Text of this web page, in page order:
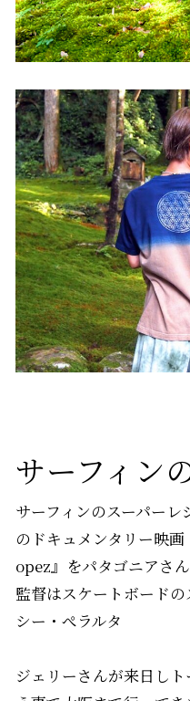
サーフィン
サーフィンのスーパー
のドキュメンタリー映
opez』をパタゴニアさん
監督はスケートボード
シー・ぺラルタ
ジェリーさんが来日し